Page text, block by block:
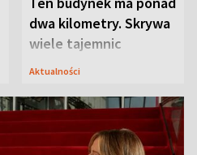
dwa kilometry. Skrywa
wiele tajemnic
Aktualności